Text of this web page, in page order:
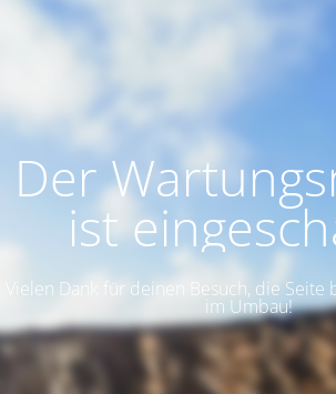
Der
ist
Vielen Dank für deinen Besuch, die Seite
im Umbau!